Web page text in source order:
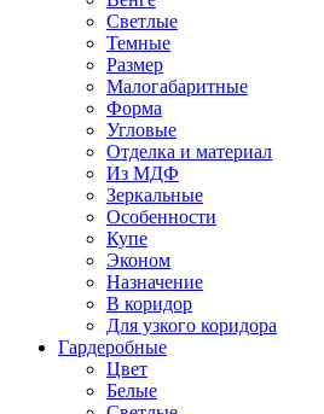
Светлые
Темные
Размер
Малогабаритные
Форма
Угловые
Отделка и материал
Из МДФ
Зеркальные
Особенности
Купе
Эконом
Назначение
В коридор
Для узкого коридора
Гардеробные
Цвет
Белые